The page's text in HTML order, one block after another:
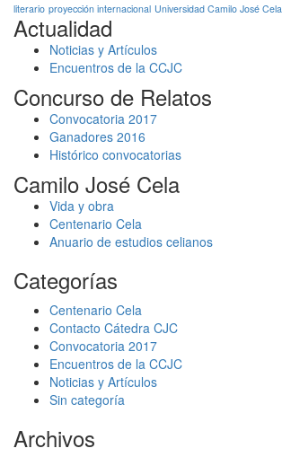
literario proyección internacional Universidad Camilo José Cela
Actualidad
Noticias y Artículos
Encuentros de la CCJC
Concurso de Relatos
Convocatoria 2017
Ganadores 2016
Histórico convocatorias
Camilo José Cela
Vida y obra
Centenario Cela
Anuario de estudios celianos
Categorías
Centenario Cela
Contacto Cátedra CJC
Convocatoria 2017
Encuentros de la CCJC
Noticias y Artículos
Sin categoría
Archivos